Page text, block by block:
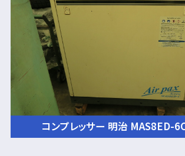
コンプレッサー 明治 MAS8ED-